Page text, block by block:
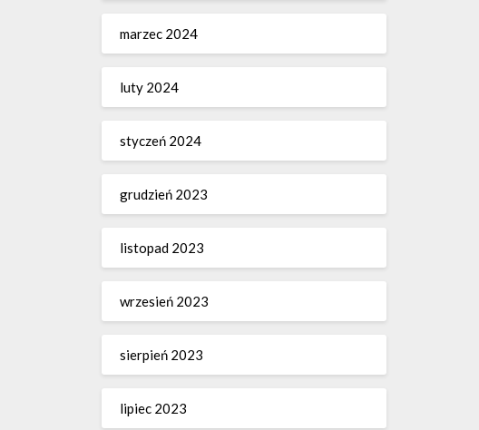
marzec 2024
luty 2024
styczeń 2024
grudzień 2023
listopad 2023
wrzesień 2023
sierpień 2023
lipiec 2023